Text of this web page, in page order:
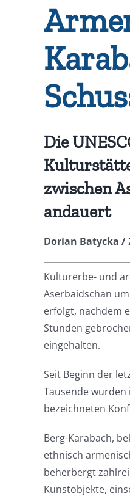
Die
zwischen
andauert
Dorian Batycka /
Kulturerbe- und
Aserbaidschan
erfolgt, nachdem
Stunden
eingehalten.
Seit Beginn der
Tausende wurden
bezeichneten
Berg-Karabach,
ethnisch
beherbergt
Kunstobjekte,